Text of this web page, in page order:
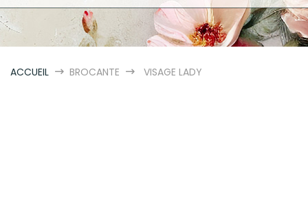
ACCUEIL BROCANTE VISAGE LADY